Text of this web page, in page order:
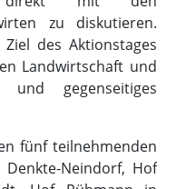
fünf teilnehmenden
Neindorf, Hof
Hof Rühmann in
GmbH & Co. KG in
Mit großem
organisatorischem
Einsatz haben sie
ermöglicht.